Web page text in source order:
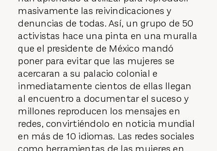
masivamente las reivindicaciones y
denuncias de todas. Así, un grupo de 50
activistas hace una pinta en una muralla
que el presidente de México mandó
poner para evitar que las mujeres se
acercaran a su palacio colonial e
inmediatamente cientos de ellas llegan
al encuentro a documentar el suceso y
millones reproducen los mensajes en
redes, convirtiéndolo en noticia mundial
en más de 10 idiomas. Las redes sociales